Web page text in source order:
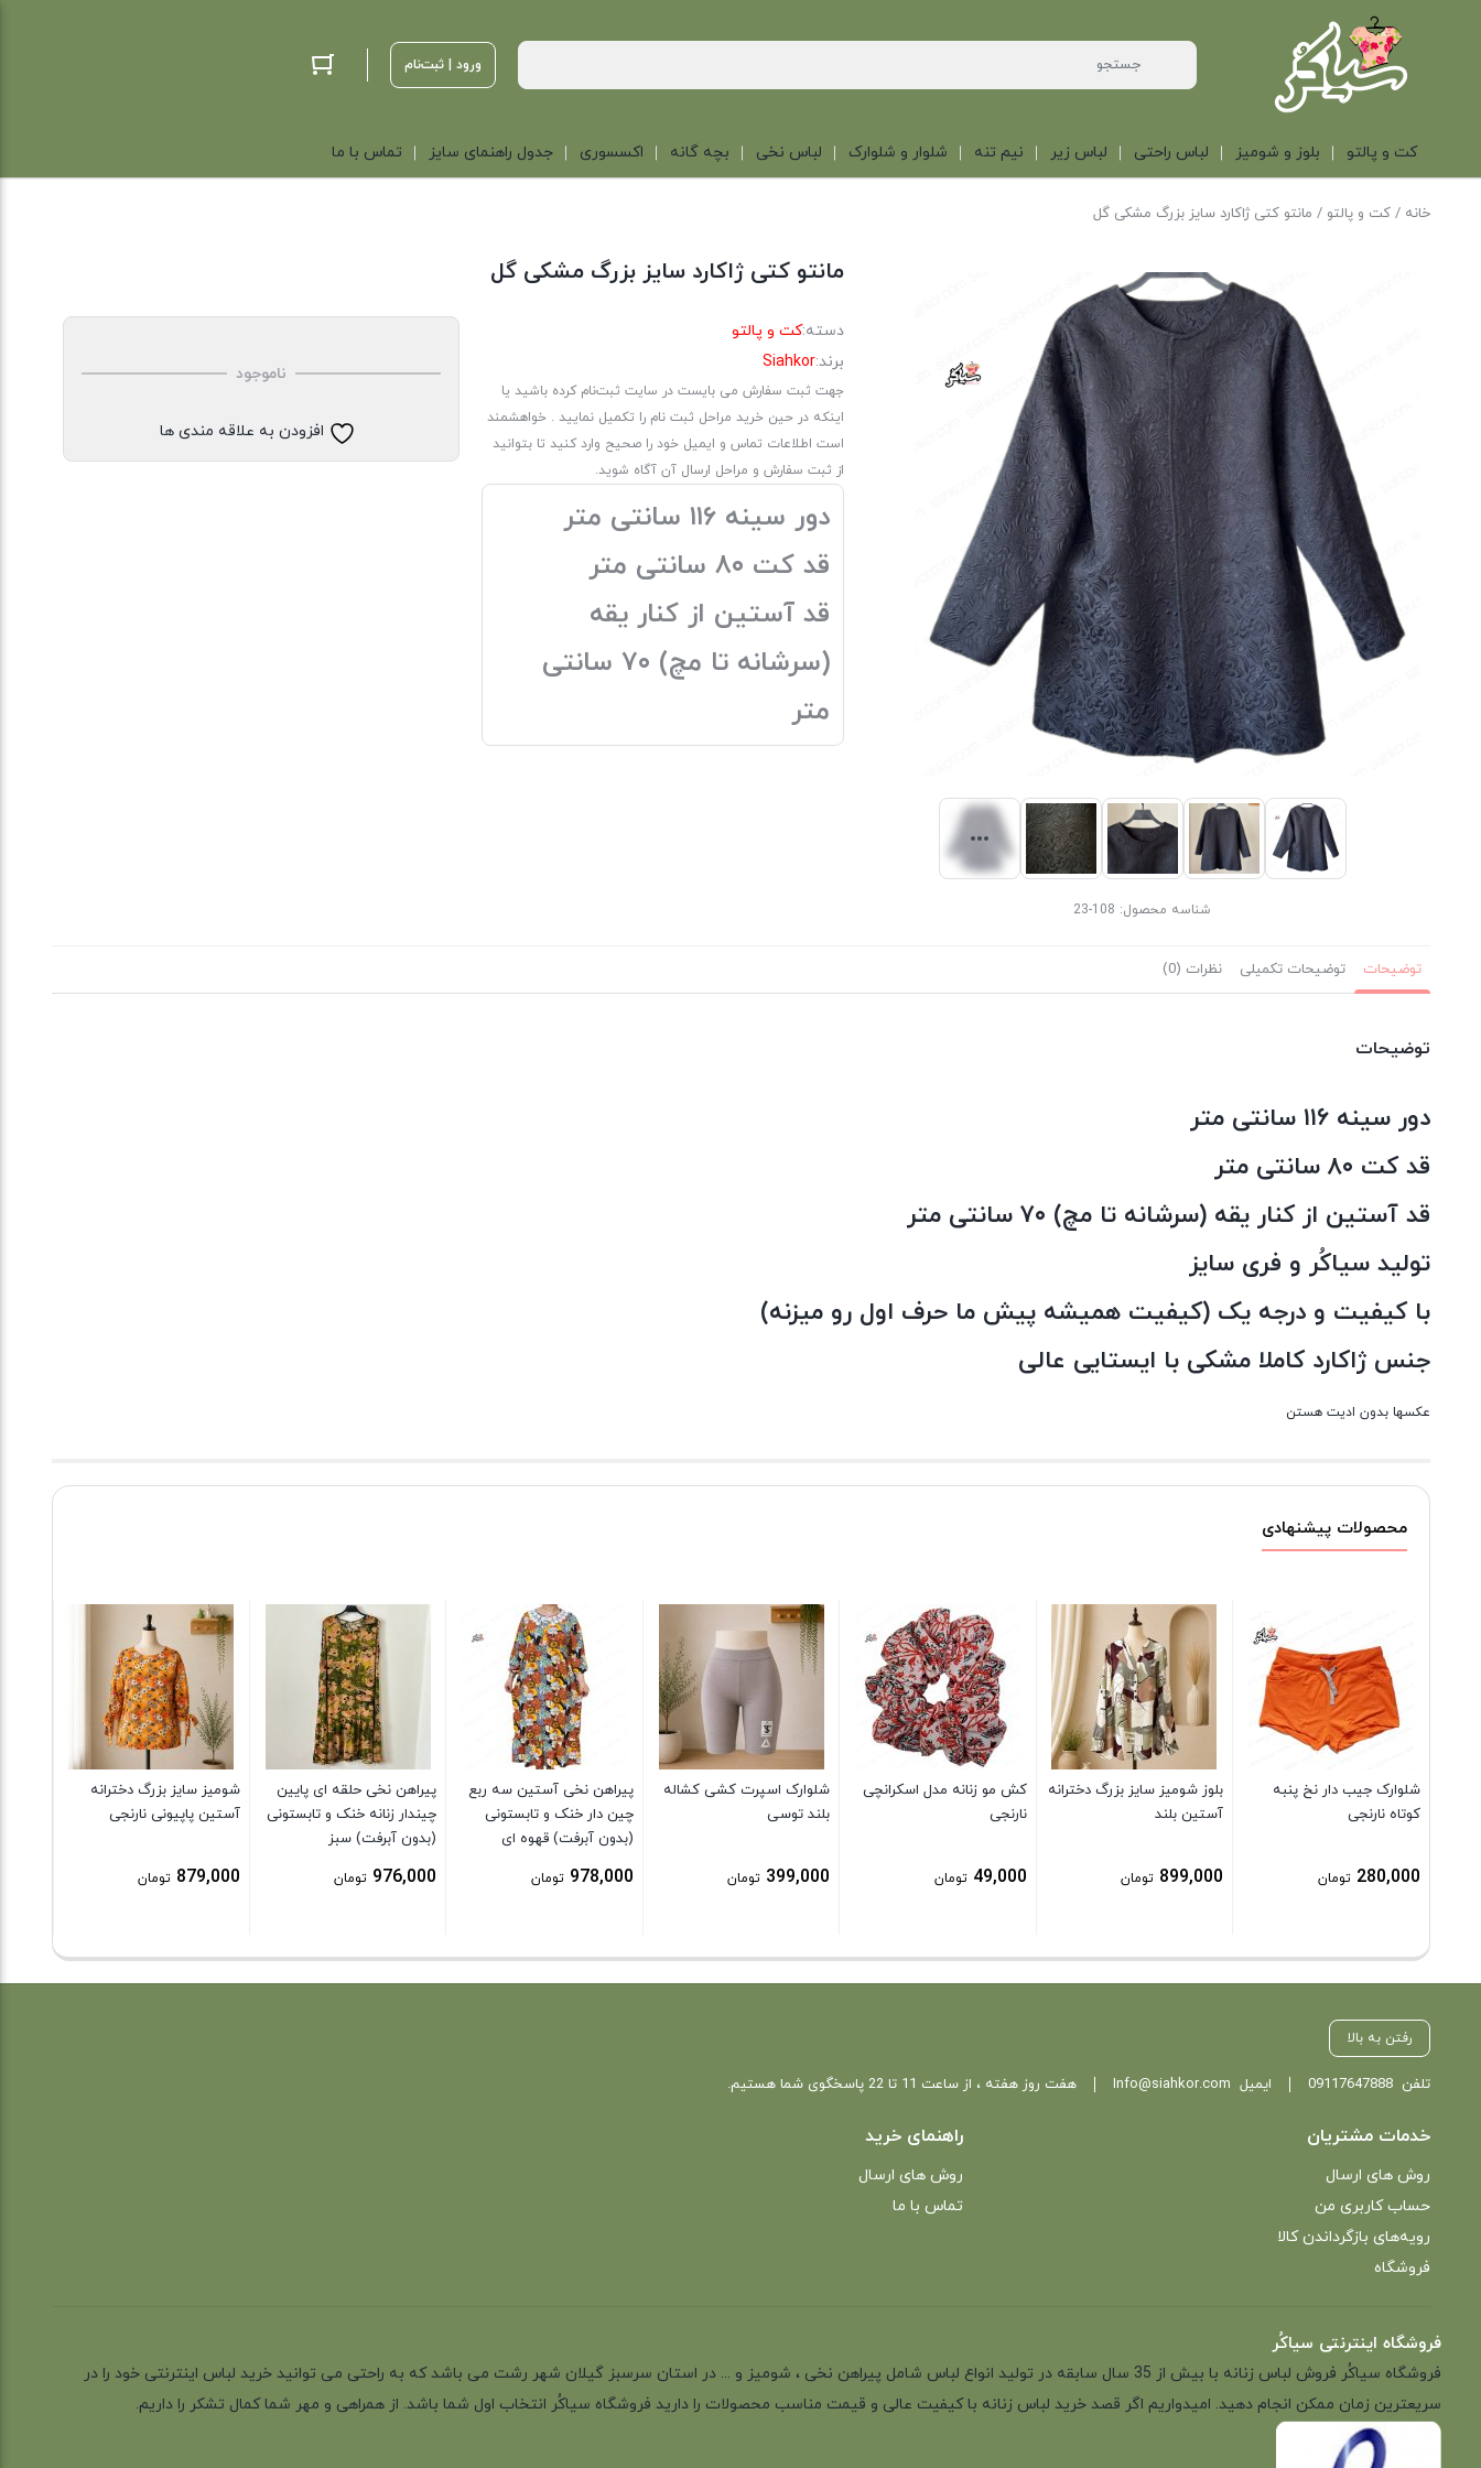
ورود | ثبت‌نام
کت و پالتو بلوز و شومیز لباس راحتی لباس زیر نیم تنه شلوار و شلوارک لباس نخی بچه گانه اکسسوری جدول راهنمای سایز تماس با ما
خانه /کت و پالتو / مانتو کتی ژاکارد سایز بزرگ مشکی گل
شناسه محصول: 108-23
مانتو کتی ژاکارد سایز بزرگ مشکی گل
دسته:کت و پالتو
برند:Siahkor
جهت ثبت سفارش می بایست در سایت ثبت‌نام کرده باشید یا
اینکه در حین خرید مراحل ثبت نام را تکمیل نمایید . خواهشمند
است اطلاعات تماس و ایمیل خود را صحیح وارد کنید تا بتوانید
از ثبت سفارش و مراحل ارسال آن آگاه شوید.
دور سینه ۱۱۶ سانتی متر
قد کت ۸۰ سانتی متر
قد آستین از کنار یقه
(سرشانه تا مچ) ۷۰ سانتی
متر
ناموجود
افزودن به علاقه مندی ها
توضیحات توضیحات تکمیلی نظرات (0)
توضیحات
دور سینه ۱۱۶ سانتی متر
قد کت ۸۰ سانتی متر
قد آستین از کنار یقه (سرشانه تا مچ) ۷۰ سانتی متر
تولید سیاکُر و فری سایز
با کیفیت و درجه یک (کیفیت همیشه پیش ما حرف اول رو میزنه)
جنس ژاکارد کاملا مشکی با ایستایی عالی
عکسها بدون ادیت هستن
محصولات پیشنهادی
شلوارک جیب دار نخ پنبه
کوتاه نارنجی
280,000 تومان
بلوز شومیز سایز بزرگ دخترانه
آستین بلند
899,000 تومان
کش مو زنانه مدل اسکرانچی
نارنجی
49,000 تومان
شلوارک اسپرت کشی کشاله
بلند توسی
399,000 تومان
پیراهن نخی آستین سه ربع
چین دار خنک و تابستونی
(بدون آبرفت) قهوه ای
978,000 تومان
پیراهن نخی حلقه ای پایین
چیندار زنانه خنک و تابستونی
(بدون آبرفت) سبز
976,000 تومان
شومیز سایز بزرگ دخترانه
آستین پاپیونی نارنجی
879,000 تومان
رفتن به بالا
تلفن09117647888 ایمیل Info@siahkor.com هفت روز هفته ، از ساعت 11 تا 22 پاسخگوی شما هستیم.
خدمات مشتریان
روش های ارسال
حساب کاربری من
رویه‌های بازگرداندن کالا
فروشگاه
راهنمای خرید
روش های ارسال
تماس با ما
فروشگاه اینترنتی سیاکُر
فروشگاه سیاکُر فروش لباس زنانه با بیش از 35 سال سابقه در تولید انواع لباس شامل پیراهن نخی ، شومیز و ... در استان سرسبز گیلان شهر رشت می باشد که به راحتی می توانید خرید لباس اینترنتی خود را در
سریعترین زمان ممکن انجام دهید. امیدواریم اگر قصد خرید لباس زنانه با کیفیت عالی و قیمت مناسب محصولات را دارید فروشگاه سیاکُر انتخاب اول شما باشد. از همراهی و مهر شما کمال تشکر را داریم.